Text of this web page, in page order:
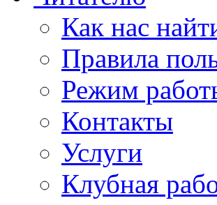
Как нас
Правила
Режим
Контакты
Услуги
Клубная